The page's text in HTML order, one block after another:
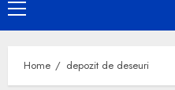
Primary
Menu
Home depozit de deseuri